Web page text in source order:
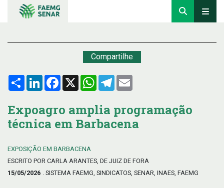
Compartilhe
Compartilhar
LinkedInFacebook
X WhatsApp
Telegram
Expoagro amplia programação
técnica em Barbacena
EXPOSIÇÃO EM BARBACENA
ESCRITO POR CARLA ARANTES, DE JUIZ DE FORA
15/05/2026 . SISTEMA FAEMG, SINDICATOS, SENAR, INAES, FAEMG